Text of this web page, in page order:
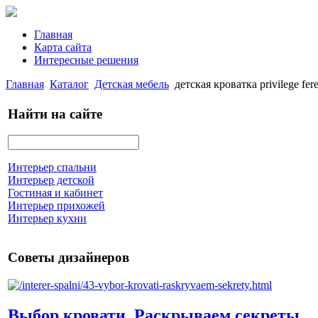
Главная
Карта сайта
Интересные решения
Главная Каталог Детская мебель детская кроватка privilege
Найти на сайте
Интерьер спальни
Интерьер детской
Гостиная и кабинет
Интерьер прихожей
Интерьер кухни
Советы дизайнеров